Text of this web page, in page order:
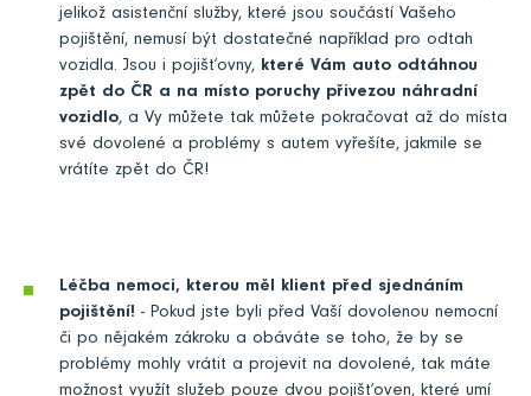
jelikož asistenční služby, které jsou součástí Vašeho
pojištění, nemusí být dostatečné například pro odtah
vozidla. Jsou i pojišťovny, které Vám auto odtáhnou
zpět do ČR a na místo poruchy přivezou náhradní
vozidlo, a Vy můžete tak můžete pokračovat až do místa
své dovolené a problémy s autem vyřešíte, jakmile se
vrátíte zpět do ČR!
Léčba nemoci, kterou měl klient před sjednáním
pojištění! - Pokud jste byli před Vaší dovolenou nemocní
či po nějakém zákroku a obáváte se toho, že by se
problémy mohly vrátit a projevit na dovolené, tak máte
možnost využít služeb pouze dvou pojišťoven, které umí